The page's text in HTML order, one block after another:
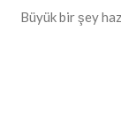
Büyük bir şey